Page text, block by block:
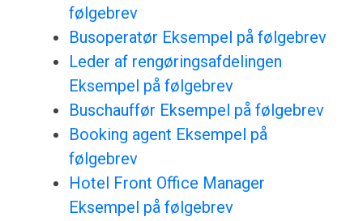
følgebrev
Busoperatør Eksempel på følgebrev
Leder af rengøringsafdelingen
Eksempel på følgebrev
Buschauffør Eksempel på følgebrev
Booking agent Eksempel på
følgebrev
Hotel Front Office Manager
Eksempel på følgebrev